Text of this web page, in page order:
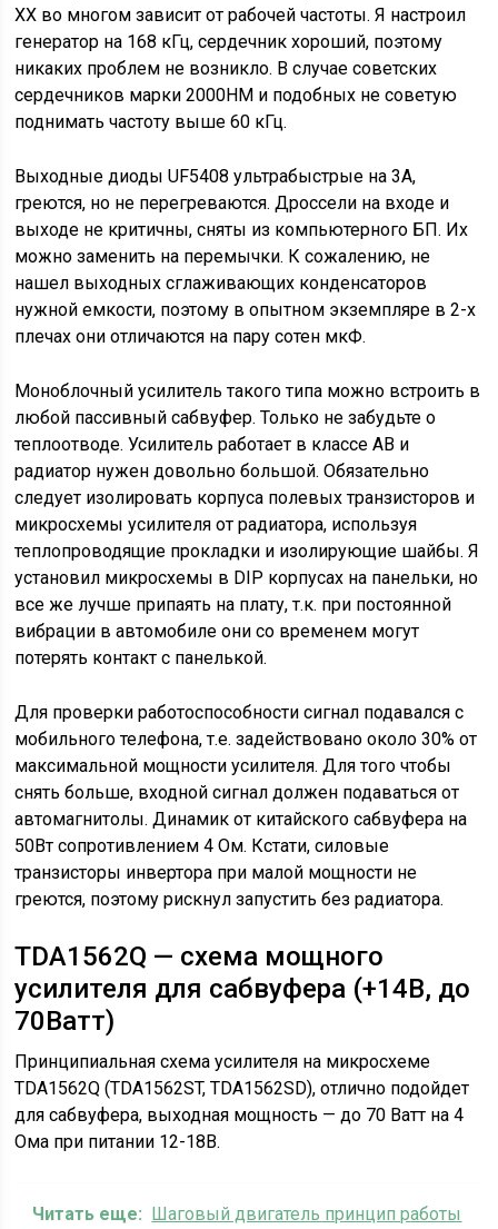
ХХ во многом зависит от рабочей частоты. Я настроил
генератор на 168 кГц, сердечник хороший, поэтому
никаких проблем не возникло. В случае советских
сердечников марки 2000НМ и подобных не советую
поднимать частоту выше 60 кГц.
Выходные диоды UF5408 ультрабыстрые на 3А,
греются, но не перегреваются. Дроссели на входе и
выходе не критичны, сняты из компьютерного БП. Их
можно заменить на перемычки. К сожалению, не
нашел выходных сглаживающих конденсаторов
нужной емкости, поэтому в опытном экземпляре в 2-х
плечах они отличаются на пару сотен мкФ.
Моноблочный усилитель такого типа можно встроить в
любой пассивный сабвуфер. Только не забудьте о
теплоотводе. Усилитель работает в классе АВ и
радиатор нужен довольно большой. Обязательно
следует изолировать корпуса полевых транзисторов и
микросхемы усилителя от радиатора, используя
теплопроводящие прокладки и изолирующие шайбы. Я
установил микросхемы в DIP корпусах на панельки, но
все же лучше припаять на плату, т.к. при постоянной
вибрации в автомобиле они со временем могут
потерять контакт с панелькой.
Для проверки работоспособности сигнал подавался с
мобильного телефона, т.е. задействовано около 30% от
максимальной мощности усилителя. Для того чтобы
снять больше, входной сигнал должен подаваться от
автомагнитолы. Динамик от китайского сабвуфера на
50Вт сопротивлением 4 Ом. Кстати, силовые
транзисторы инвертора при малой мощности не
греются, поэтому рискнул запустить без радиатора.
TDA1562Q — схема мощного
усилителя для сабвуфера (+14В, до
70Ватт)
Принципиальная схема усилителя на микросхеме
TDA1562Q (TDA1562ST, TDA1562SD), отлично подойдет
для сабвуфера, выходная мощность — до 70 Ватт на 4
Ома при питании 12-18В.
Читать еще: Шаговый двигатель принцип работы